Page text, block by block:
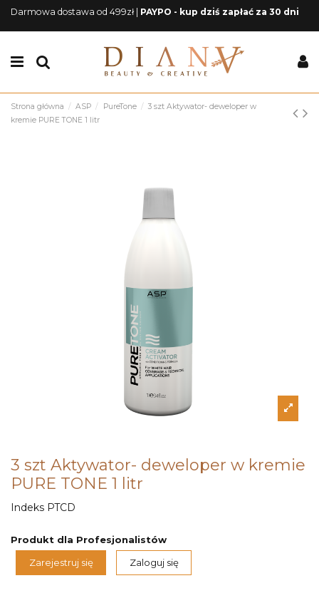
Darmowa dostawa od 499zł | PAYPO - kup dziś zapłać za 30 dni
Strona główna ASP PureTone
3 szt Aktywator- deweloper w
kremie PURE TONE 1 litr
3 szt Aktywator- deweloper w kremie
PURE TONE 1 litr
Indeks PTCD
Produkt dla Profesjonalistów
Zarejestruj się
Zaloguj się